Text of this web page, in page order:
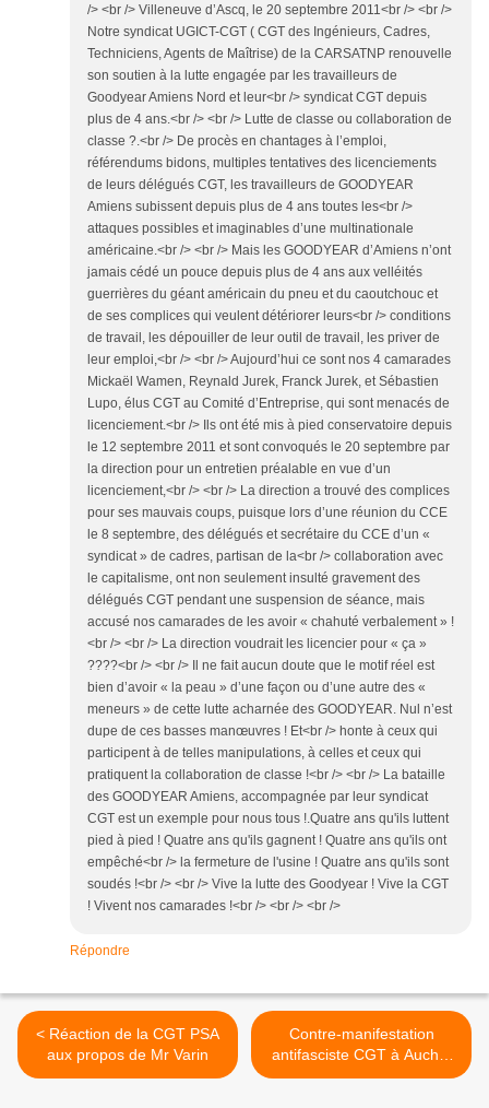
/> <br /> Villeneuve d’Ascq, le 20 septembre 2011<br /> <br />
Notre syndicat UGICT-CGT ( CGT des Ingénieurs, Cadres,
Techniciens, Agents de Maîtrise) de la CARSATNP renouvelle
son soutien à la lutte engagée par les travailleurs de
Goodyear Amiens Nord et leur<br /> syndicat CGT depuis
plus de 4 ans.<br /> <br /> Lutte de classe ou collaboration de
classe ?.<br /> De procès en chantages à l’emploi,
référendums bidons, multiples tentatives des licenciements
de leurs délégués CGT, les travailleurs de GOODYEAR
Amiens subissent depuis plus de 4 ans toutes les<br />
attaques possibles et imaginables d’une multinationale
américaine.<br /> <br /> Mais les GOODYEAR d’Amiens n’ont
jamais cédé un pouce depuis plus de 4 ans aux velléités
guerrières du géant américain du pneu et du caoutchouc et
de ses complices qui veulent détériorer leurs<br /> conditions
de travail, les dépouiller de leur outil de travail, les priver de
leur emploi,<br /> <br /> Aujourd’hui ce sont nos 4 camarades
Mickaël Wamen, Reynald Jurek, Franck Jurek, et Sébastien
Lupo, élus CGT au Comité d’Entreprise, qui sont menacés de
licenciement.<br /> Ils ont été mis à pied conservatoire depuis
le 12 septembre 2011 et sont convoqués le 20 septembre par
la direction pour un entretien préalable en vue d’un
licenciement,<br /> <br /> La direction a trouvé des complices
pour ses mauvais coups, puisque lors d’une réunion du CCE
le 8 septembre, des délégués et secrétaire du CCE d’un «
syndicat » de cadres, partisan de la<br /> collaboration avec
le capitalisme, ont non seulement insulté gravement des
délégués CGT pendant une suspension de séance, mais
accusé nos camarades de les avoir « chahuté verbalement » !
<br /> <br /> La direction voudrait les licencier pour « ça »
????<br /> <br /> Il ne fait aucun doute que le motif réel est
bien d’avoir « la peau » d’une façon ou d’une autre des «
meneurs » de cette lutte acharnée des GOODYEAR. Nul n’est
dupe de ces basses manœuvres ! Et<br /> honte à ceux qui
participent à de telles manipulations, à celles et ceux qui
pratiquent la collaboration de classe !<br /> <br /> La bataille
des GOODYEAR Amiens, accompagnée par leur syndicat
CGT est un exemple pour nous tous !.Quatre ans qu'ils luttent
pied à pied ! Quatre ans qu'ils gagnent ! Quatre ans qu'ils ont
empêché<br /> la fermeture de l'usine ! Quatre ans qu'ils sont
soudés !<br /> <br /> Vive la lutte des Goodyear ! Vive la CGT
! Vivent nos camarades !<br /> <br /> <br />
Répondre
< Réaction de la CGT PSA
aux propos de Mr Varin
Contre-manifestation
antifasciste CGT à Auchel
le 23 septembre >